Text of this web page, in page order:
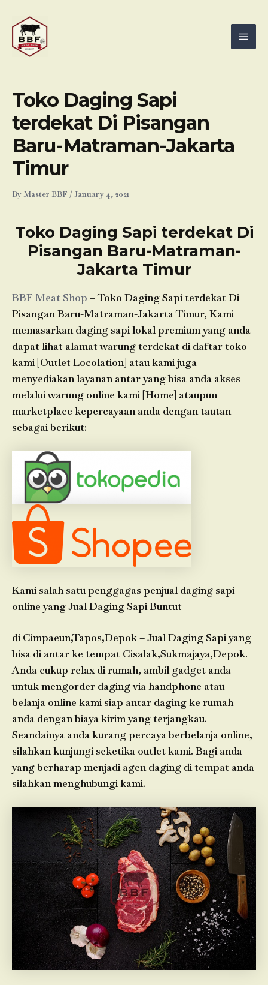
content
Toko Daging Sapi
terdekat Di Pisangan
Baru-Matraman-Jakarta
Timur
By Master BBF /January 4, 2021
Toko Daging Sapi terdekat Di
Pisangan Baru-Matraman-
Jakarta Timur
BBF Meat Shop – Toko Daging Sapi terdekat Di
Pisangan Baru-Matraman-Jakarta Timur, Kami
memasarkan daging sapi lokal premium yang anda
dapat lihat alamat warung terdekat di daftar toko
kami [Outlet Locolation] atau kami juga
menyediakan layanan antar yang bisa anda akses
melalui warung online kami [Home] ataupun
marketplace kepercayaan anda dengan tautan
sebagai berikut:
Kami salah satu penggagas penjual daging sapi
online yang Jual Daging Sapi Buntut
di Cimpaeun,Tapos,Depok – Jual Daging Sapi yang
bisa di antar ke tempat Cisalak,Sukmajaya,Depok.
Anda cukup relax di rumah, ambil gadget anda
untuk mengorder daging via handphone atau
belanja online kami siap antar daging ke rumah
anda dengan biaya kirim yang terjangkau.
Seandainya anda kurang percaya berbelanja online,
silahkan kunjungi seketika outlet kami. Bagi anda
yang berharap menjadi agen daging di tempat anda
silahkan menghubungi kami.